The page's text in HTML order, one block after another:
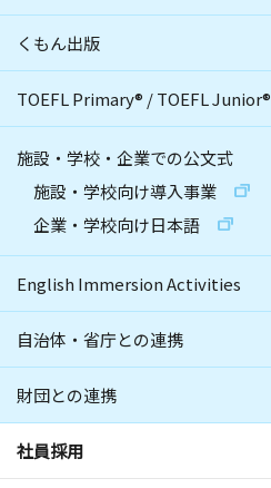
くもん出版
TOEFL Primary® /TOEFL Junior®
施設・学校・企業での公文式
施設・学校向け導入事業
企業・学校向け日本語
English Immersion Activities
自治体・省庁との連携
財団との連携
社員採用